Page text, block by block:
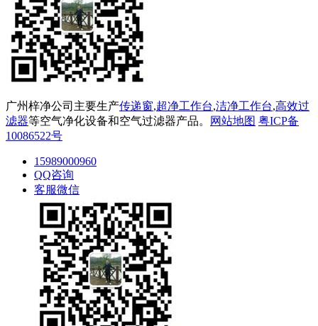
广州梓净公司主要生产传递窗,超净工作台,洁净工作台,高效过
滤器等空气净化设备和空气过滤器产品。 网站地图 粤ICP备
10086522号
15989000960
QQ咨询
客服微信